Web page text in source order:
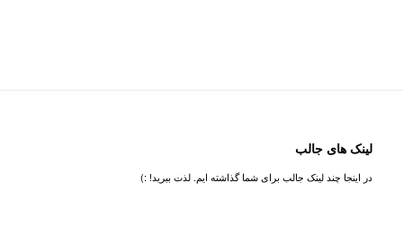
لینک های جالب
در اینجا چند لینک جالب برای شما گذاشته ایم. لذت ببرید! :)